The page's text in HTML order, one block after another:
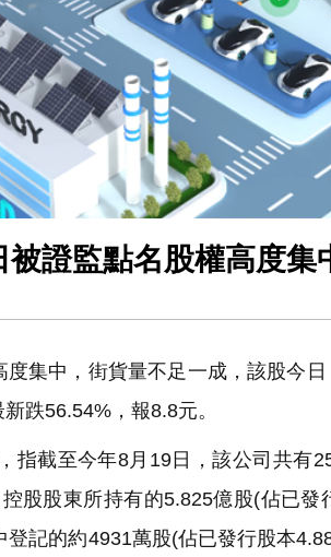
證監點名股權高度集
集中，街貨量不足一成，該股今
跌56.54%，報8.8元。
截至今年8月19日，該公司共有
股股東所持有的5.825億股(佔已發
記的約4931萬股(佔已發行股本